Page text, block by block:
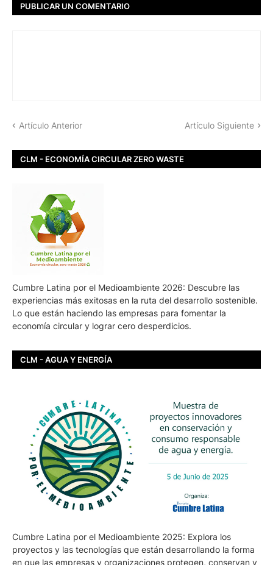
PUBLICAR UN COMENTARIO
Artículo Anterior Artículo Siguiente
CLM - ECONOMÍA CIRCULAR ZERO WASTE
Cumbre Latina por el Medioambiente 2026: Descubre las
experiencias más exitosas en la ruta del desarrollo sostenible.
Lo que están haciendo las empresas para fomentar la
economía circular y lograr cero desperdicios.
CLM - AGUA Y ENERGÍA
Cumbre Latina por el Medioambiente 2025: Explora los
proyectos y las tecnologías que están desarrollando la forma
en que las empresas y organizaciones protegen, conservan y